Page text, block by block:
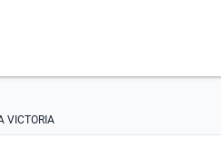
VICTORIA